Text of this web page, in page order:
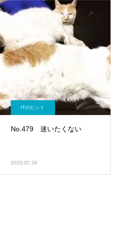
ITのヒント
No.479 迷いたくない
2020.07.30